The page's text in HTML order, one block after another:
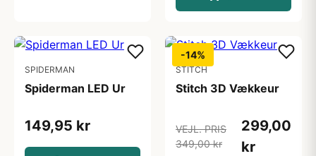
SPIDERMAN
Spiderman LED Ur
149,95 kr
-14%
STITCH
Stitch 3D Vækkeur
VEJL. PRIS
349,00 kr
299,00
kr